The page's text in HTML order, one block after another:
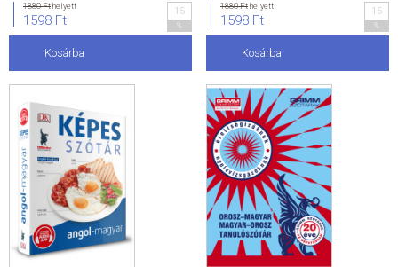
1880 Fthelyett
1598 Ft
15
Kosárba
1880 Fthelyett
1598 Ft
15
Kosárba